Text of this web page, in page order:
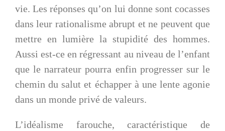
vie. Les réponses qu’on lui donne sont cocasses
dans leur rationalisme abrupt et ne peuvent que
mettre en lumière la stupidité des hommes.
Aussi est-ce en régressant au niveau de l’enfant
que le narrateur pourra enfin progresser sur le
chemin du salut et échapper à une lente agonie
dans un monde privé de valeurs.
L’idéalisme farouche, caractéristique de